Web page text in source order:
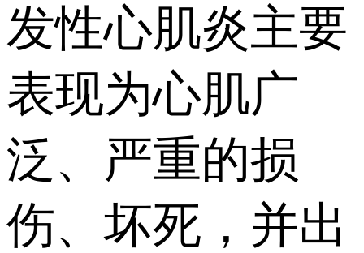
发性心肌炎主要
表现为心肌广
泛、严重的损
伤、坏死，并出